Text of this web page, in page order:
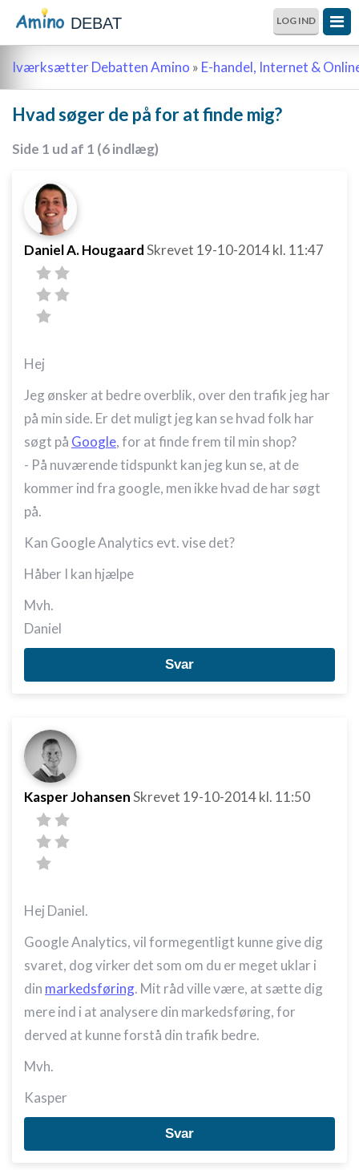
DEBAT LOG IND
Iværksætter Debatten Amino » E-handel, Internet &
Hvad søger de på for at finde mig?
Side 1 ud af 1 (6 indlæg)
Daniel A. HougaardSkrevet 19-10-2014kl. 11:47
Hej
Jeg ønsker at bedre overblik, over den trafik jeg har
på min side. Er det muligt jeg kan se hvad folk har
søgt på Google, for at finde frem til min shop?
- På nuværende tidspunkt kan jeg kun se, at de
kommer ind fra google, men ikke hvad de har søgt
på.
Kan Google Analytics evt. vise det?
Håber I kan hjælpe
Mvh.
Daniel
Svar
Kasper JohansenSkrevet 19-10-2014kl. 11:50
Hej Daniel.
Google Analytics, vil formegentligt kunne give dig
svaret, dog virker det som om du er meget uklar i
din markedsføring. Mit råd ville være, at sætte dig
mere ind i at analysere din markedsføring, for
derved at kunne forstå din trafik bedre.
Mvh.
Kasper
Svar